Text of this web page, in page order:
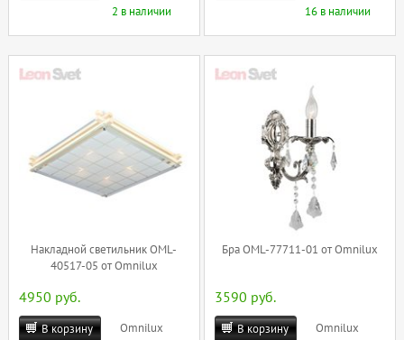
2 в наличии
16 в наличии
Накладной светильник OML-
40517-05 от Omnilux
4950 руб.
В корзину
Omnilux
Бра OML-77711-01 от Omnilux
3590 руб.
В корзину
Omnilux